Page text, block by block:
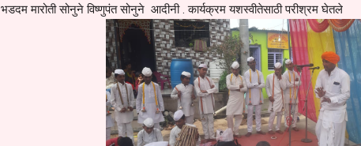
भडदम मारोती सोनुने विष्णुपंत सोनुने आदीनी . कार्यक्रम यशस्वीतेसाठी परीश्रम घेतले